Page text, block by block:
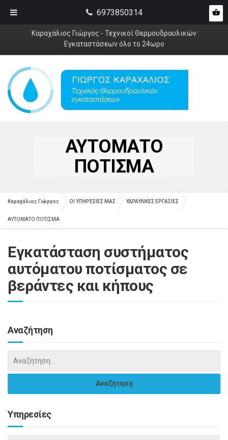
Καραχάλιος Γιώργος - Τεχνικοί Θερμουδραυλικών
Εγκαταστάσεων όλο το 24ωρο
ΑΥΤΟΜΑΤΟ
ΠΟΤΙΣΜΑ
Καραχάλιος Γιώργος ΟΙ ΥΠΗΡΕΣΙΕΣ ΜΑΣ ΥΔΡΑΥΛΙΚΕΣ ΕΡΓΑΣΙΕΣ
ΑΥΤΟΜΑΤΟ ΠΟΤΙΣΜΑ
Εγκατάσταση συστήματος
αυτόματου ποτίσματος σε
βεράντες και κήπους
Αναζήτηση
Υπηρεσίες
6973850314